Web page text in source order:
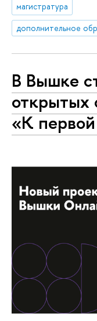
магистратура
дополнительное
В Вышке
открытых
«К